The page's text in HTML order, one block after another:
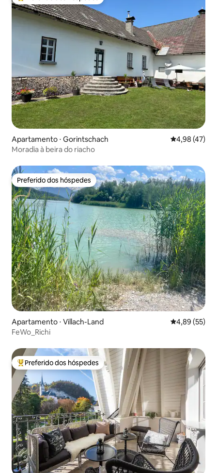
Apartamento ⋅ Gorintschach 4,98 de uma
4,98 (47)
Moradia à beira do riacho
Preferido dos hóspedes
Preferido dos hóspedes
Apartamento ⋅ Villach-Land 4,89 de uma
4,89 (55)
FeWo_Richi
Entre os melhores preferidos dos hóspedes
Preferido dos hóspedes